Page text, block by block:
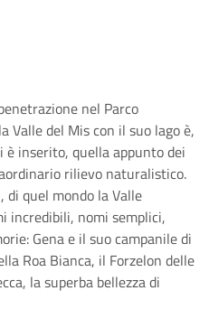
nel Parco
Valle del Mis con il suo lago è,
è inserito, quella appunto dei
rilievo naturalistico.
di quel mondo la Valle
incredibili, nomi semplici,
Gena e il suo campanile di
Roa Bianca, il Forzelon delle
la superba bellezza di